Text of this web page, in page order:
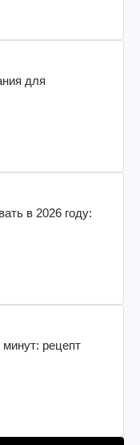
для
в 2026 году:
минут: рецепт